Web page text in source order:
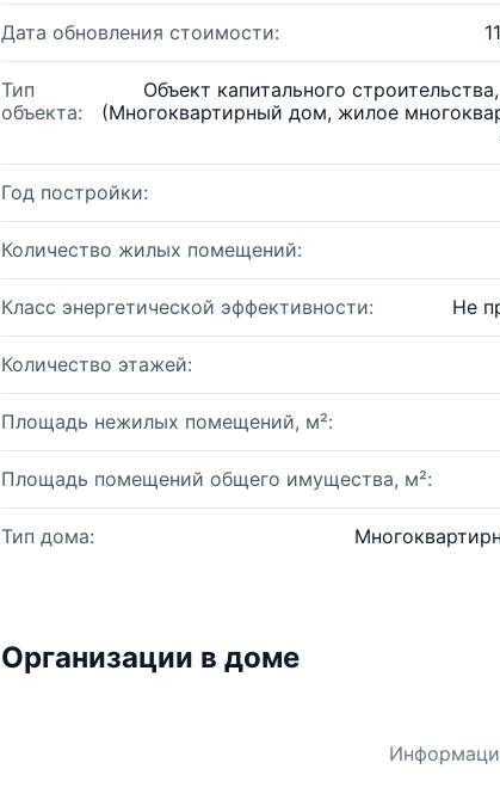
Дата обновления стоимости:
Тип
объекта:
Объект капитального
(Многоквартирный дом, жилое
Год постройки:
Количество жилых помещений:
Класс энергетической эффективности: Не
Количество этажей:
Площадь нежилых помещений, м²:
Площадь помещений общего имущества, м²:
Тип дома:
Организации в доме